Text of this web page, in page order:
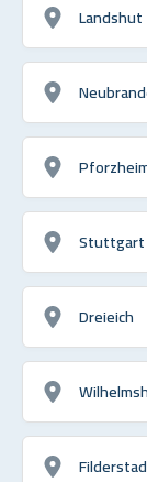
Landshut
Stuttgart
Dreieich